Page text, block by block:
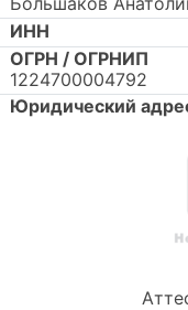
ИНН
ОГРН / ОГРНИП
1224700004792
Юридический